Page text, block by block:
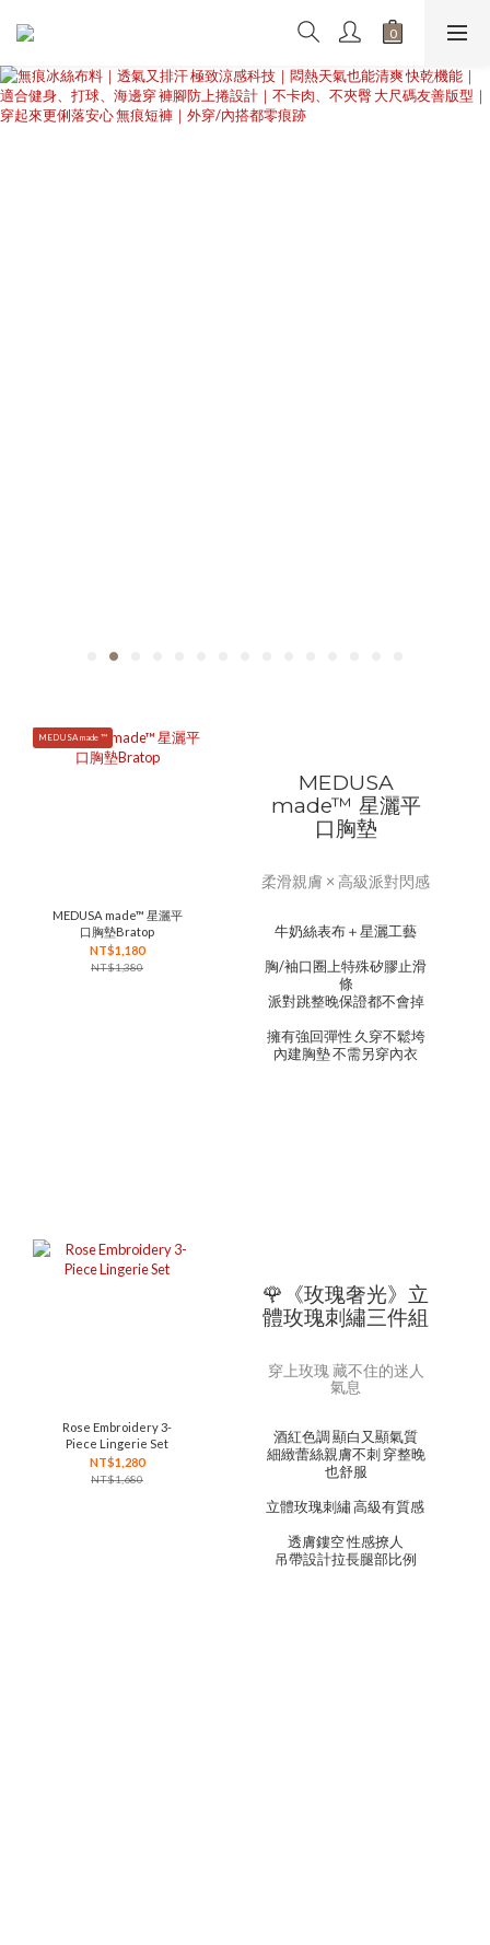
MEDUSA made ™
MEDUSA made™ 星灑平
口胸墊Bratop
NT$1,180
NT$1,380
MEDUSA
made™ 星灑平
口胸墊
柔滑親膚 × 高級派對閃感
牛奶絲表布＋星灑工藝
胸/袖口圈上特殊矽膠止滑
條
派對跳整晚保證都不會掉
擁有強回彈性 久穿不鬆垮
內建胸墊 不需另穿內衣
Rose Embroidery 3-
Piece Lingerie Set
NT$1,280
NT$1,680
🌹《玫瑰奢光》立
體玫瑰刺繡三件組
穿上玫瑰 藏不住的迷人
氣息
酒紅色調 顯白又顯氣質
細緻蕾絲親膚不刺 穿整晚
也舒服
立體玫瑰刺繡 高級有質感
透膚鏤空 性感撩人
吊帶設計拉長腿部比例